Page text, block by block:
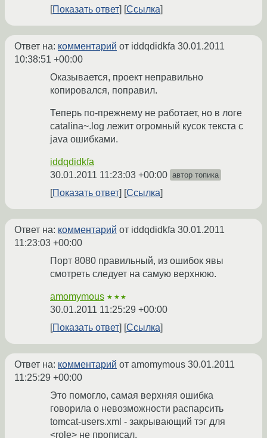
Показать ответ Ссылка
Ответ на: комментарий от iddqdidkfa 30.01.2011
10:38:51 +00:00
Оказывается, проект неправильно
копировался, поправил.
Теперь по-прежнему не работает, но в логе
catalina~.log лежит огромный кусок текста с
java ошибками.
iddqdidkfa
30.01.2011 11:23:03 +00:00 автор топика
Показать ответ Ссылка
Ответ на: комментарий от iddqdidkfa 30.01.2011
11:23:03 +00:00
Порт 8080 правильный, из ошибок явы
смотреть следует на самую верхнюю.
amomymous ★★★
30.01.2011 11:25:29 +00:00
Показать ответ
Ссылка
Ответ на: комментарий от amomymous 30.01.2011
11:25:29 +00:00
Это помогло, самая верхняя ошибка
говорила о невозможности распарсить
tomcat-users.xml - закрывающий тэг для
<role> не прописал.